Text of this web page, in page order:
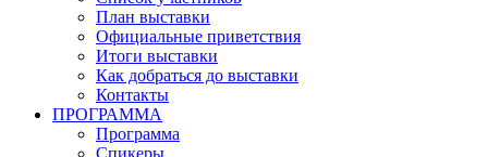
План выставки
Официальные приветствия
Итоги выставки
Как добраться до выставки
Контакты
ПРОГРАММА
Программа
Спикеры